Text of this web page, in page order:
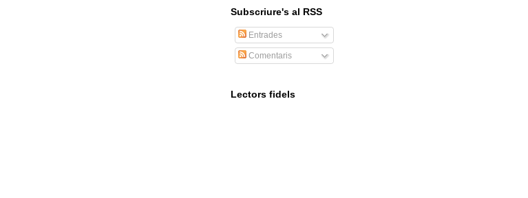
Subscriure's al RSS
Entrades
Comentaris
Lectors fidels